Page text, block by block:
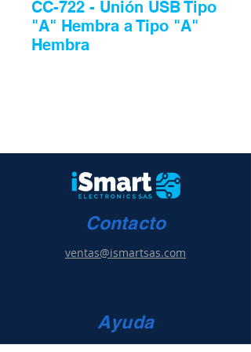
CC-722 - Unión USB Tipo
"A" Hembra a Tipo "A"
Hembra
Contacto
ventas@ismartsas.com
Ayuda